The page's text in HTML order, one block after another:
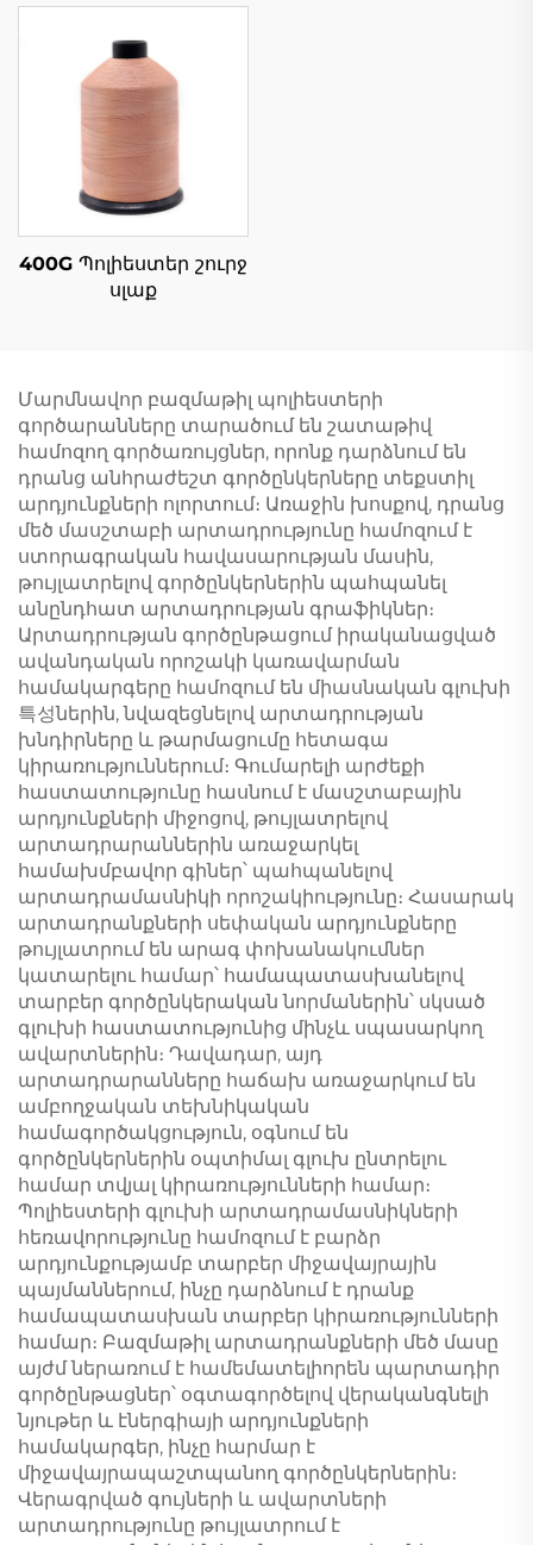
400G Պոլիեստեր շուրջ
սլաք
Մարմնավոր բազմաթիլ պոլիեստերի
գործարանները տարածում են շատաթիվ
համոզող գործառույցներ, որոնք դարձնում են
դրանց անհրաժեշտ գործընկերները տեքստիլ
արդյունքների ոլորտում։ Առաջին խոսքով, դրանց
մեծ մասշտաբի արտադրությունը համոզում է
ստորագրական հավասարության մասին,
թույլատրելով գործընկերներին պահպանել
անընդհատ արտադրության գրաֆիկներ։
Արտադրության գործընթացում իրականացված
ավանդական որոշակի կառավարման
համակարգերը համոզում են միասնական գլուխի
특성ներին, նվազեցնելով արտադրության
խնդիրները և թարմացումը հետագա
կիրառություններում։ Գումարելի արժեքի
հաստատությունը հասնում է մասշտաբային
արդյունքների միջոցով, թույլատրելով
արտադրարաններին առաջարկել
համախմբավոր գիներ՝ պահպանելով
արտադրամասնիկի որոշակիությունը։ Հասարակ
արտադրանքների սեփական արդյունքները
թույլատրում են արագ փոխանակումներ
կատարելու համար՝ համապատասխանելով
տարբեր գործընկերական նորմաներին՝ սկսած
գլուխի հաստատությունից մինչև սպասարկող
ավարտներին։ Դավադար, այդ
արտադրարանները հաճախ առաջարկում են
ամբողջական տեխնիկական
համագործակցություն, օգնում են
գործընկերներին օպտիմալ գլուխ ընտրելու
համար տվյալ կիրառությունների համար։
Պոլիեստերի գլուխի արտադրամասնիկների
հեռավորությունը համոզում է բարձր
արդյունքությամբ տարբեր միջավայրային
պայմաններում, ինչը դարձնում է դրանք
համապատասխան տարբեր կիրառությունների
համար։ Բազմաթիլ արտադրանքների մեծ մասը
այժմ ներառում է համեմատելիորեն պարտադիր
գործընթացներ՝ օգտագործելով վերականգնելի
նյութեր և էներգիայի արդյունքների
համակարգեր, ինչը հարմար է
միջավայրապաշտպանող գործընկերներին։
Վերագրված գույների և ավարտների
արտադրությունը թույլատրում է